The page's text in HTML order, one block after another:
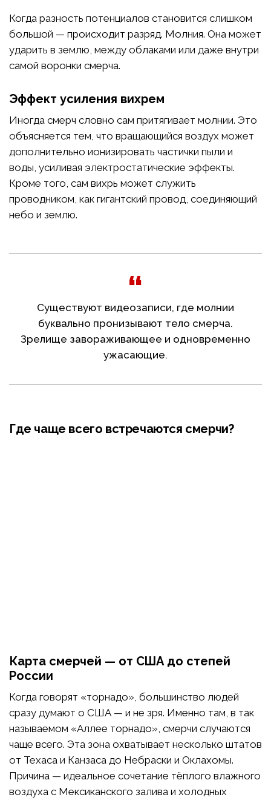
Когда разность потенциалов становится слишком
большой — происходит разряд. Молния. Она может
ударить в землю, между облаками или даже внутри
самой воронки смерча.
Эффект усиления вихрем
Иногда смерч словно сам притягивает молнии. Это
объясняется тем, что вращающийся воздух может
дополнительно ионизировать частички пыли и
воды, усиливая электростатические эффекты.
Кроме того, сам вихрь может служить
проводником, как гигантский провод, соединяющий
небо и землю.
Существуют видеозаписи, где молнии
буквально пронизывают тело смерча.
Зрелище завораживающее и одновременно
ужасающие.
Где чаще всего встречаются смерчи?
Карта смерчей — от США до степей
России
Когда говорят «торнадо», большинство людей
сразу думают о США — и не зря. Именно там, в так
называемом «Аллее торнадо», смерчи случаются
чаще всего. Эта зона охватывает несколько штатов
от Техаса и Канзаса до Небраски и Оклахомы.
Причина — идеальное сочетание тёплого влажного
воздуха с Мексиканского залива и холодных